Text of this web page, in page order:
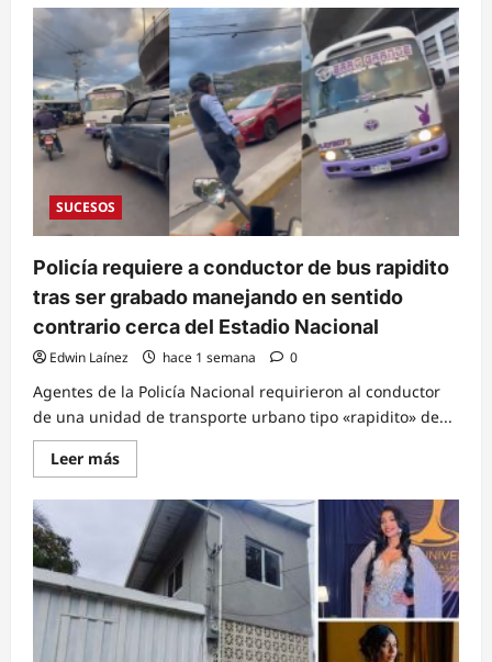
DPI
captura
a
hombre
acusado
de
intentar
quitarle
la
vida
a
su
expareja
Cantarranas
SUCESOS
Policía requiere a conductor de bus rapidito
tras ser grabado manejando en sentido
contrario cerca del Estadio Nacional
Edwin Laínez hace 1 semana 0
Agentes de la Policía Nacional requirieron al conductor
de una unidad de transporte urbano tipo «rapidito» de...
Leer másRead
more
Policía
requiere
conductor
de
bus
rapidito
tras
ser